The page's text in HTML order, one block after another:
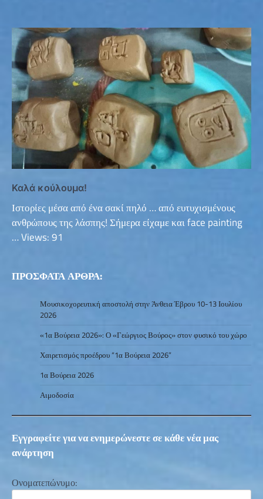
Καλά κούλουμα!
Ιστορίες μέσα από ένα σακί πηλό … από ευτυχισμένους
ανθρώπους της λάσπης! Σήμερα είχαμε και face painting
… Views: 91
ΠΡΟΣΦΑΤΑ ΑΡΘΡΑ:
Μουσικοχορευτική αποστολή στην Άνθεια Έβρου 10-13 Ιουλίου
2026
«1α Βούρεια 2026»: Ο «Γεώργιος Βούρος» στον φυσικό του χώρο
Χαιρετισμός προέδρου “1α Βούρεια 2026”
1α Βούρεια 2026
Αιμοδοσία
Εγγραφείτε για να ενημερώνεστε σε κάθε νέα μας
ανάρτηση
Ονοματεπώνυμο: